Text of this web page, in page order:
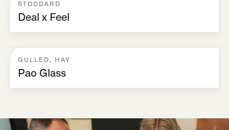
STODDARD
Deal x Feel
GULLED, HAY
Pao Glass